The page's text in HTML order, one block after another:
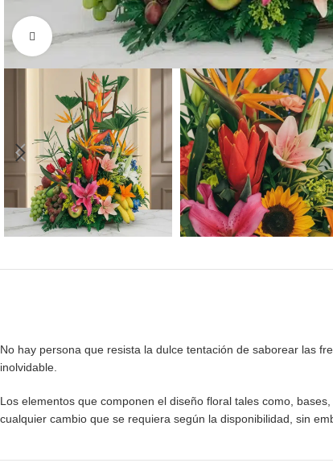
Click to enlarge
No hay persona que resista la dulce tentación de saborear las
inolvidable.
Los elementos que componen el diseño floral tales como,
cualquier cambio que se requiera según la disponibilidad, sin